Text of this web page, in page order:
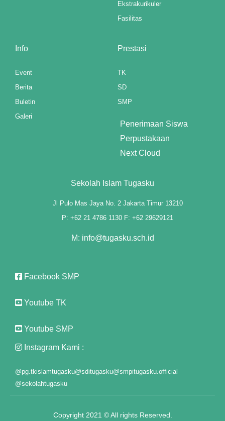
Ekstrakurikuler
Fasilitas
Info
Event
Berita
Buletin
Galeri
Prestasi
TK
SD
SMP
Penerimaan Siswa
Perpustakaan
Next Cloud
Sekolah Islam Tugasku
Jl Pulo Mas Jaya No. 2 Jakarta Timur 13210
P: +62 21 4786 1130 F: +62 29629121
M: info@tugasku.sch.id
Facebook SMP
Youtube TK
Youtube SMP
Instagram Kami :
@pg.tkislamtugasku@sditugasku@smpitugasku.official
@sekolahtugasku
Copyright 2021 © All rights Reserved.